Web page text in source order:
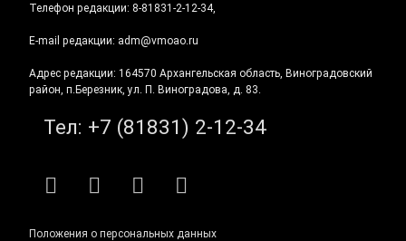
Телефон редакции: 8-81831-2-12-34,
E-mail редакции: adm@vmoao.ru
Адрес редакции: 164570 Архангельская область, Виноградовский
район, п.Березник, ул. П. Виноградова, д. 83.
Тел: +7 (81831) 2-12-34
RSS E-mailВКонтакте
Telegram
Положения о персональных данных